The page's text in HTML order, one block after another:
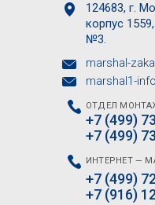
124683, г.
корпус
№3.
marshal-
marshal1-
ОТДЕЛ
+7 (499)
+7 (499)
ИНТЕРНЕТ —
+7 (499)
+7 (916)